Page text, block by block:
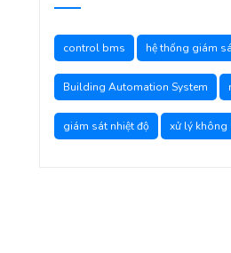
control bms hệ thống giám
Building Automation System
giám sát nhiệt độ xử lý không